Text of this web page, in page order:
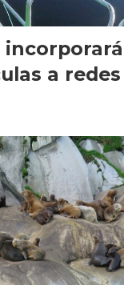
incorporará
a